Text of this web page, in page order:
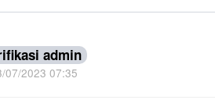
admin
07/2023 07:35